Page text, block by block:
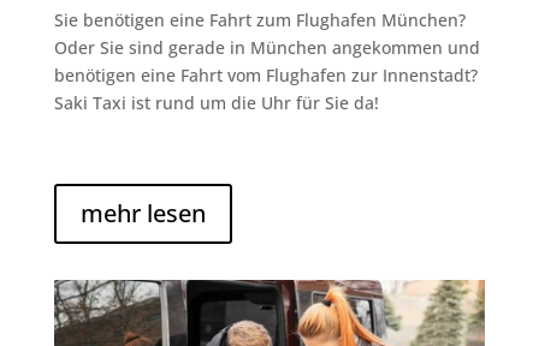
Sie benötigen eine Fahrt zum Flughafen München?
Oder Sie sind gerade in München angekommen und
benötigen eine Fahrt vom Flughafen zur Innenstadt?
Saki Taxi ist rund um die Uhr für Sie da!
mehr lesen